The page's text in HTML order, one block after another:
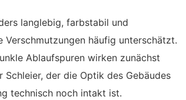
langlebig, farbstabil und
häufig unterschätzt.
Ablaufspuren wirken zunächst
der die Optik des Gebäudes
technisch noch intakt ist.